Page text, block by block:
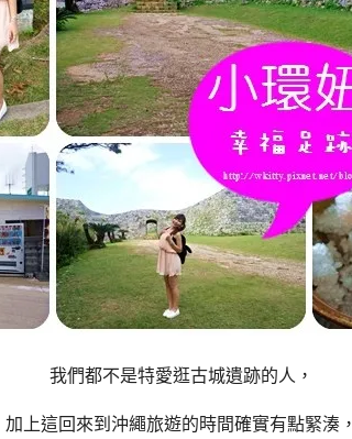
我們都不是特愛逛古城遺跡的人，
加上這回來到沖繩旅遊的時間確實有點緊湊，